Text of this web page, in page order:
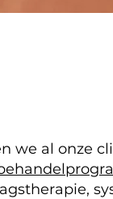
we al onze